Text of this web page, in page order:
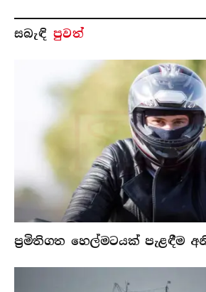
සබැ​ඳි පුවත්
ප්‍රමිතිගත හෙල්මටයක් පැළඳීම